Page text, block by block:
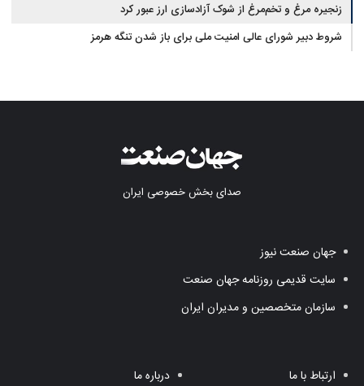
زنجیره مرغ و تخم‌مرغ از شوک آزادسازی ارز عبور کرد
شروط دبیر شورای عالی امنیت ملی برای باز شدن تنگه هرمز
صدای بخش خصوصی ایران
جهان صنعت نیوز
سایت قدیمی روزنامه جهان صنعت
سازمان متخصصین و مدیران ایران
ارتباط با ما درباره ما